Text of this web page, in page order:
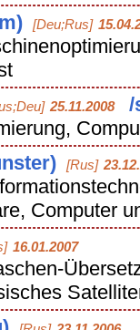
[Deu;Rus]
25.11.2008
/
[Rus]
Computer
16.01.2007